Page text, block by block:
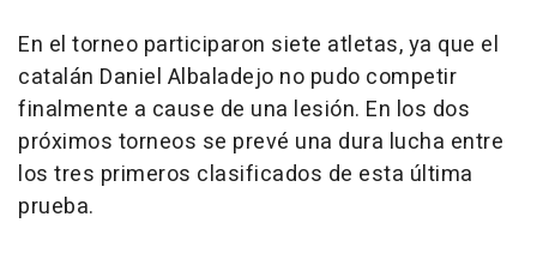
En el torneo participaron siete atletas, ya que el
catalán Daniel Albaladejo no pudo competir
finalmente a cause de una lesión. En los dos
próximos torneos se prevé una dura lucha entre
los tres primeros clasificados de esta última
prueba.